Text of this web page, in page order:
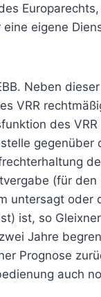
eigene
Neben
VRR
des
gegenüber
(für
untersagt oder
ist, so
Jahre
Prognose
auch